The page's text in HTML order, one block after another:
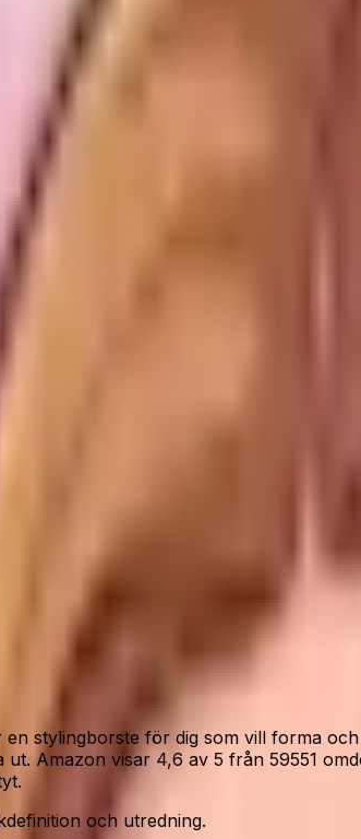
Bra skönhetsval när du vill ha
kan ändra pris och lagerstatus.
en stylingborste för dig som vill forma
Amazon visar 4,6 av 5 från 59551
och utredning.